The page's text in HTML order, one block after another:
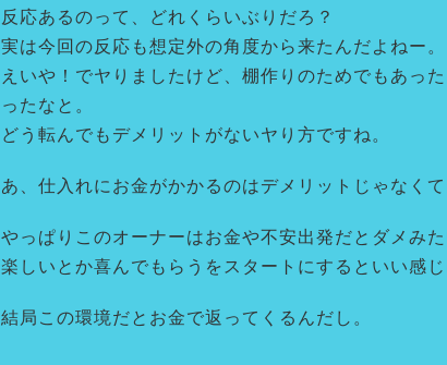
反応あるのって、どれくらいぶりだろ？
実は今回の反応も想定外の角度から来たんだよねー。
えいや！でヤりましたけど、棚作りのためでもあっ
ったなと。
どう転んでもデメリットがないヤり方ですね。
あ、仕入れにお金がかかるのはデメリットじゃなく
やっぱりこのオーナーはお金や不安出発だとダメみ
楽しいとか喜んでもらうをスタートにするといい感
結局この環境だとお金で返ってくるんだし。